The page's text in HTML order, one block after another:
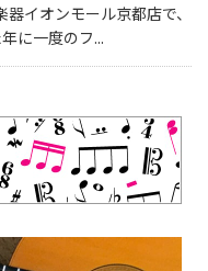
イオンモール京都店で、
に一度のフ...